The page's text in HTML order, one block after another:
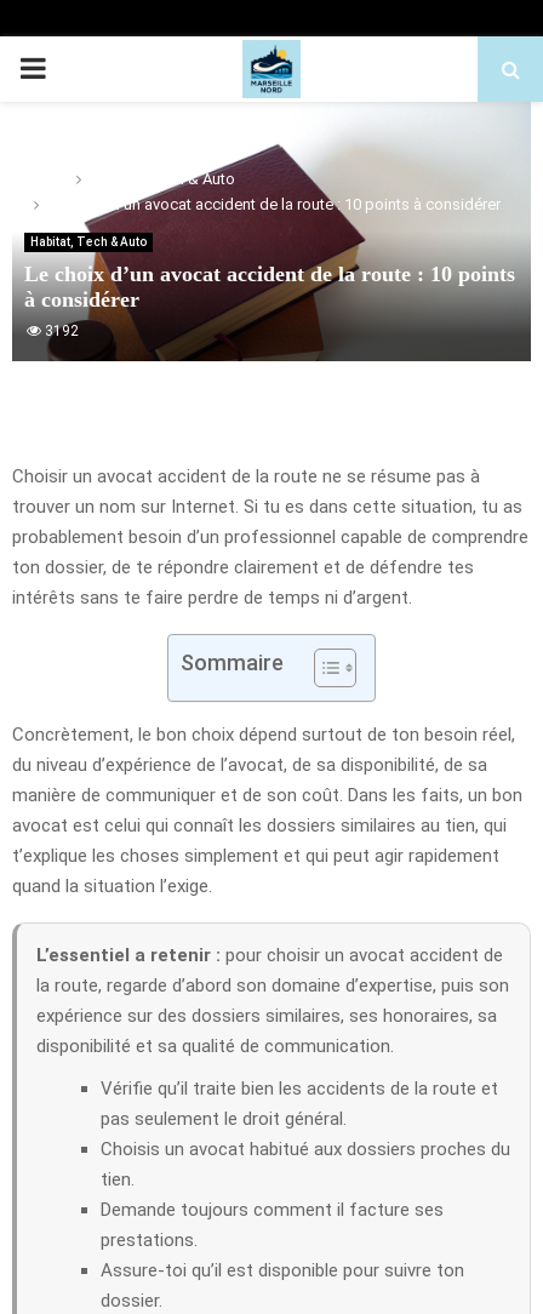
PRIMARY
Habitat, Tech & Auto
Le choix d’un avocat accident de la route : 10 points à considérer
Habitat, Tech & Auto
Le choix d’un avocat accident de la route : 10 points
à considérer
3192
Choisir un avocat accident de la route ne se résume pas à
trouver un nom sur Internet. Si tu es dans cette situation, tu as
probablement besoin d’un professionnel capable de comprendre
ton dossier, de te répondre clairement et de défendre tes
intérêts sans te faire perdre de temps ni d’argent.
Sommaire
Concrètement, le bon choix dépend surtout de ton besoin réel,
du niveau d’expérience de l’avocat, de sa disponibilité, de sa
manière de communiquer et de son coût. Dans les faits, un bon
avocat est celui qui connaît les dossiers similaires au tien, qui
t’explique les choses simplement et qui peut agir rapidement
quand la situation l’exige.
L’essentiel a retenir : pour choisir un avocat accident de
la route, regarde d’abord son domaine d’expertise, puis son
expérience sur des dossiers similaires, ses honoraires, sa
disponibilité et sa qualité de communication.
Vérifie qu’il traite bien les accidents de la route et
pas seulement le droit général.
Choisis un avocat habitué aux dossiers proches du
tien.
Demande toujours comment il facture ses
prestations.
Assure-toi qu’il est disponible pour suivre ton
dossier.